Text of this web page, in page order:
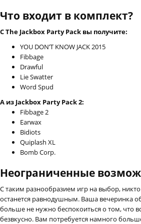
Что входит в комплект?
С The Jackbox Party Pack вы получите:
YOU DON’T KNOW JACK 2015
Fibbage
Drawful
Lie Swatter
Word Spud
А из Jackbox Party Pack 2:
Fibbage 2
Earwax
Bidiots
Quiplash XL
Bomb Corp.
Неограниченные
С таким разнообразием игр на выбор,
останется равнодушным. Ваша вечеринка
больше не нужно беспокоиться о том, что
безвкусно. Вам потребуется намного